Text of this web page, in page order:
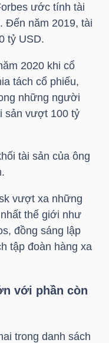
ước tính tài
. Đến năm 2019, tài
tỷ USD.
2020 khi cổ
tách cổ phiếu,
những người
sản vượt 100 tỷ
tài sản của ông
vượt xa những
thế giới như
đồng sáng lập
tập đoàn hàng xa
với phần còn
trong danh sách